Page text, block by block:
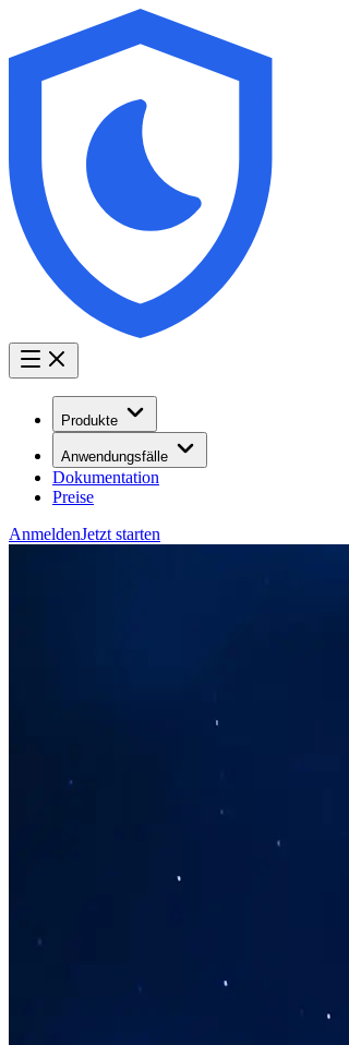
Produkte
Anwendungsfälle
Dokumentation
Preise
AnmeldenJetzt starten